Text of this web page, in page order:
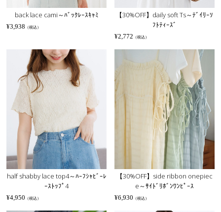
back lace cami～ﾊﾞｯｸﾚｰｽｷｬﾐ
¥3,938 （税込）
【30%OFF】daily soft Ts～ﾃﾞｲﾘｰｿ
ﾌﾄﾃｨｰｽﾞ
¥2,772 （税込）
half shabby lace top4～ﾊｰﾌｼｬﾋﾞｰﾚ
ｰｽﾄｯﾌﾟ4
¥4,950 （税込）
【30%OFF】side ribbon onepiec
e～ｻｲﾄﾞﾘﾎﾞﾝﾜﾝﾋﾟｰｽ
¥6,930 （税込）